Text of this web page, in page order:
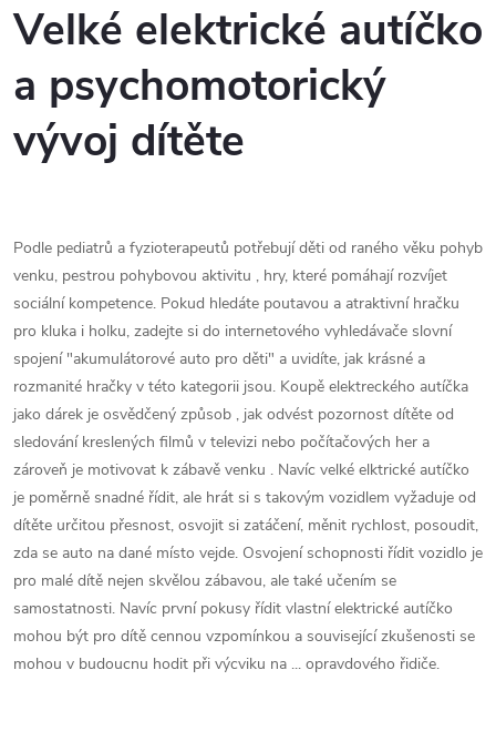
Velké elektrické autíčko
a psychomotorický
vývoj dítěte
Podle pediatrů a fyzioterapeutů potřebují děti od raného věku pohyb
venku, pestrou pohybovou aktivitu , hry, které pomáhají rozvíjet
sociální kompetence. Pokud hledáte poutavou a atraktivní hračku
pro kluka i holku, zadejte si do internetového vyhledávače slovní
spojení "akumulátorové auto pro děti" a uvidíte, jak krásné a
rozmanité hračky v této kategorii jsou. Koupě elektreckého autíčka
jako dárek je osvědčený způsob , jak odvést pozornost dítěte od
sledování kreslených filmů v televizi nebo počítačových her a
zároveň je motivovat k zábavě venku . Navíc velké elktrické autíčko
je poměrně snadné řídit, ale hrát si s takovým vozidlem vyžaduje od
dítěte určitou přesnost, osvojit si zatáčení, měnit rychlost, posoudit,
zda se auto na dané místo vejde. Osvojení schopnosti řídit vozidlo je
pro malé dítě nejen skvělou zábavou, ale také učením se
samostatnosti. Navíc první pokusy řídit vlastní elektrické autíčko
mohou být pro dítě cennou vzpomínkou a související zkušenosti se
mohou v budoucnu hodit při výcviku na ... opravdového řidiče.